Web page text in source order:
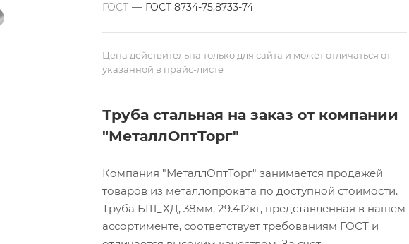
ГОСТ — ГОСТ 8734-75,8733-74
Цена действительна только для сайта и может отличаться от
указанной в прайс-листе
Труба стальная на заказ от компании
"МеталлОптТорг"
Компания "МеталлОптТорг" занимается продажей
товаров из металлопроката по доступной стоимости.
Труба БШ_ХД, 38мм, 29.412кг, представленная в нашем
ассортименте, соответствует требованиям ГОСТ и